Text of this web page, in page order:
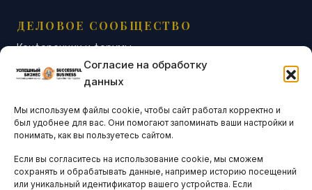
Согласие на обработку
данных
Мы используем файлы cookie, чтобы сайт работал корректно и
был удобнее для вас. Они помогают запоминать ваши настройки и
понимать, как вы пользуетесь сайтом.
Если вы согласитесь на использование cookie, мы сможем
сохранять и обрабатывать данные, например историю посещений
или уникальный идентификатор вашего устройства. Если
ДЕЛОВОЕ СООБЩЕСТВО
Конференции и форумы
Бизнес-клубы и ассоциации
Остальные новости
АНАЛИТИКА И СТАТИСТИКА
ARTICLES IN ENGLISH